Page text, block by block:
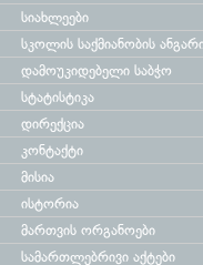
სიახლეები
სკოლის საქმიანობის
დამოუკიდებელი საბჭო
სტატისტიკა
დირექცია
კონტაქტი
მისია
ისტორია
მართვის ორგანოები
სამართლებრივი აქტები